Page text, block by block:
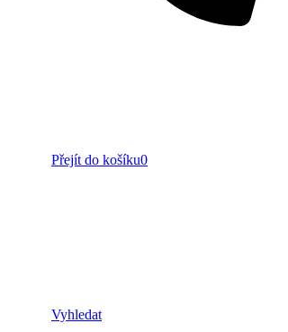
Přejít do košíku0
Vyhledat